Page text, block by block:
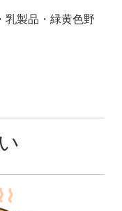
乳製品・緑黄色野